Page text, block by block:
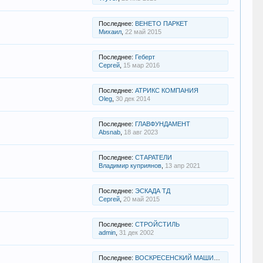
Последнее: ВЕНЕТО ПАРКЕТ
Михаил, 22 май 2015
Последнее: Геберт
Сергей, 15 мар 2016
Последнее: АТРИКС КОМПАНИЯ
Oleg, 30 дек 2014
Последнее: ГЛАВФУНДАМЕНТ
Absnab, 18 авг 2023
Последнее: СТАРАТЕЛИ
Владимир куприянов, 13 апр 2021
Последнее: ЭСКАДА ТД
Cергей, 20 май 2015
Последнее: СТРОЙСТИЛЬ
admin, 31 дек 2002
Последнее: ВОСКРЕСЕНСКИЙ МАШИНОСТРОИТЕЛЬНЫЙ ЗАВОД